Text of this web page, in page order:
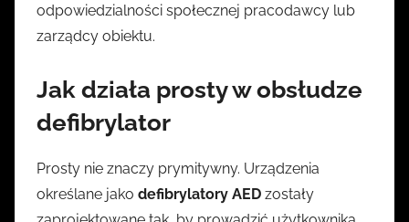
odpowiedzialności społecznej pracodawcy lub
zarządcy obiektu.
Jak działa prosty w obsłudze
defibrylator
Prosty nie znaczy prymitywny. Urządzenia
określane jako defibrylatory AED zostały